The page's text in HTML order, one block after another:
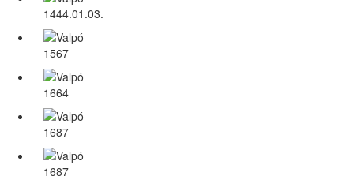
1444.01.03.
1567
1664
1687
1687